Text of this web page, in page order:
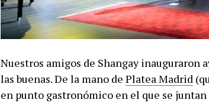
Nuestros amigos de Shangay inauguraron
las buenas. De la mano de Platea Madrid
en punto gastronómico en el que se